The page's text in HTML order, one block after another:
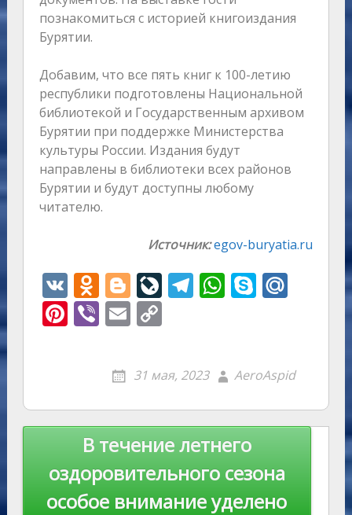
познакомиться с историей книгоиздания
Бурятии.
Добавим, что все пять книг к 100-летию
республики подготовлены Национальной
библиотекой и Государственным архивом
Бурятии при поддержке Министерства
культуры России. Издания будут
направлены в библиотеки всех районов
Бурятии и будут доступны любому
читателю.
Источник:egov-buryatia.ru
V
K
O
d
n
kl
as
s
ni
ki
Bl
o
g
er
Li
v
eJ
u
r
n
al
T
a
m
W
A
p
p
S
e
M
u
Pi
st
Vi
er
E
ai
l
C
p
y
Li
n
k
31 мая, 2023 AeroAspid
Навигация
записям
В течение летнего
оздоровительного сезона
особое внимание уделено